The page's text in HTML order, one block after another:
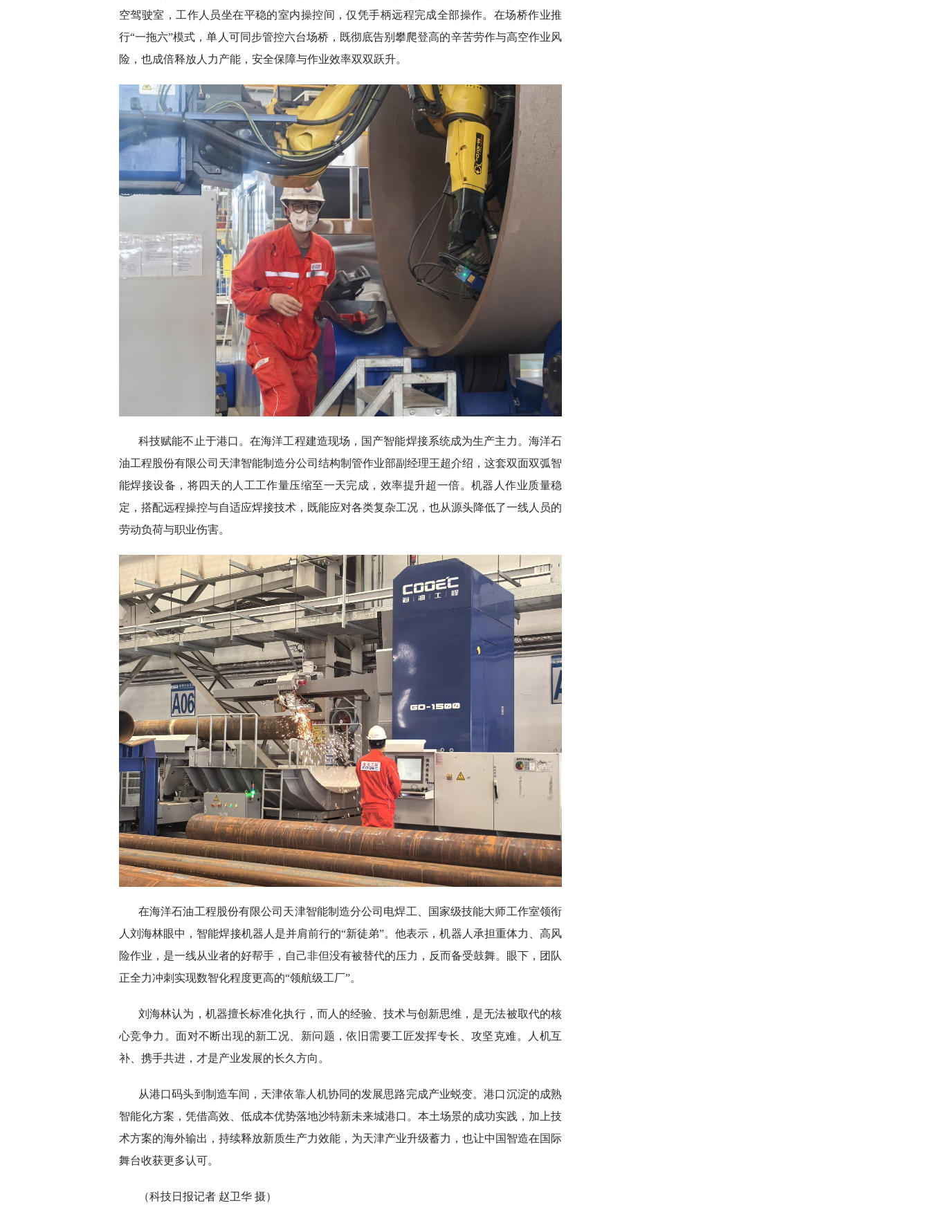
空驾驶室，工作人员坐在平稳的室内操控间，仅凭手柄远程完成全部操作。在场桥作业推
行“一拖六”模式，单人可同步管控六台场桥，既彻底告别攀爬登高的辛苦劳作与高空作业风
险，也成倍释放人力产能，安全保障与作业效率双双跃升。
科技赋能不止于港口。在海洋工程建造现场，国产智能焊接系统成为生产主力。海洋石
油工程股份有限公司天津智能制造分公司结构制管作业部副经理王超介绍，这套双面双弧智
能焊接设备，将四天的人工工作量压缩至一天完成，效率提升超一倍。机器人作业质量稳
定，搭配远程操控与自适应焊接技术，既能应对各类复杂工况，也从源头降低了一线人员的
劳动负荷与职业伤害。
在海洋石油工程股份有限公司天津智能制造分公司电焊工、国家级技能大师工作室领衔
人刘海林眼中，智能焊接机器人是并肩前行的“新徒弟”。他表示，机器人承担重体力、高风
险作业，是一线从业者的好帮手，自己非但没有被替代的压力，反而备受鼓舞。眼下，团队
正全力冲刺实现数智化程度更高的“领航级工厂”。
刘海林认为，机器擅长标准化执行，而人的经验、技术与创新思维，是无法被取代的核
心竞争力。面对不断出现的新工况、新问题，依旧需要工匠发挥专长、攻坚克难。人机互
补、携手共进，才是产业发展的长久方向。
从港口码头到制造车间，天津依靠人机协同的发展思路完成产业蜕变。港口沉淀的成熟
智能化方案，凭借高效、低成本优势落地沙特新未来城港口。本土场景的成功实践，加上技
术方案的海外输出，持续释放新质生产力效能，为天津产业升级蓄力，也让中国智造在国际
舞台收获更多认可。
（科技日报记者 赵卫华 摄）